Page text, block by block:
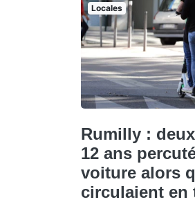
Locales
Rumilly :
12 ans
voiture alors
circulaient en